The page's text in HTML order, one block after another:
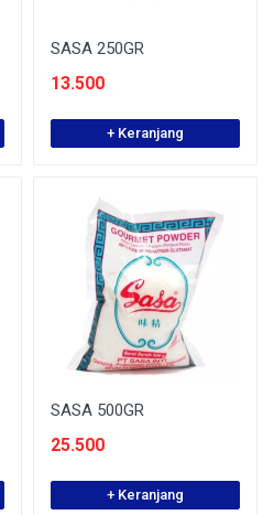
SASA 250GR
13.500
+ Keranjang
SASA 500GR
25.500
+ Keranjang